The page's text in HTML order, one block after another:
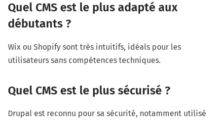
Quel CMS est le plus adapté aux
débutants ?
Wix ou Shopify sont très intuitifs, idéals pour les
utilisateurs sans compétences techniques.
Quel CMS est le plus sécurisé ?
Drupal est reconnu pour sa sécurité, notamment utilisé